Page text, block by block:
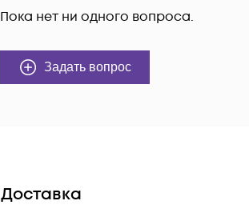
Пока нет ни одного вопроса.
Задать вопрос
Доставка